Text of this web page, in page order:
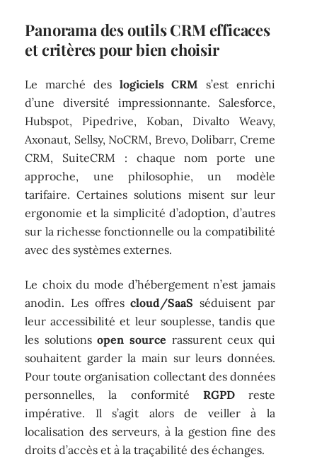
Panorama des outils CRM efficaces
et critères pour bien choisir
Le marché des logiciels CRM s’est enrichi
d’une diversité impressionnante. Salesforce,
Hubspot, Pipedrive, Koban, Divalto Weavy,
Axonaut, Sellsy, NoCRM, Brevo, Dolibarr, Creme
CRM, SuiteCRM : chaque nom porte une
approche, une philosophie, un modèle
tarifaire. Certaines solutions misent sur leur
ergonomie et la simplicité d’adoption, d’autres
sur la richesse fonctionnelle ou la compatibilité
avec des systèmes externes.
Le choix du mode d’hébergement n’est jamais
anodin. Les offrescloud/SaaS séduisent par
leur accessibilité et leur souplesse, tandis que
les solutionsopen source rassurent ceux qui
souhaitent garder la main sur leurs données.
Pour toute organisation collectant des données
personnelles, la conformité RGPDreste
impérative. Il s’agit alors de veiller à la
localisation des serveurs, à la gestion fine des
droits d’accès et à la traçabilité des échanges.